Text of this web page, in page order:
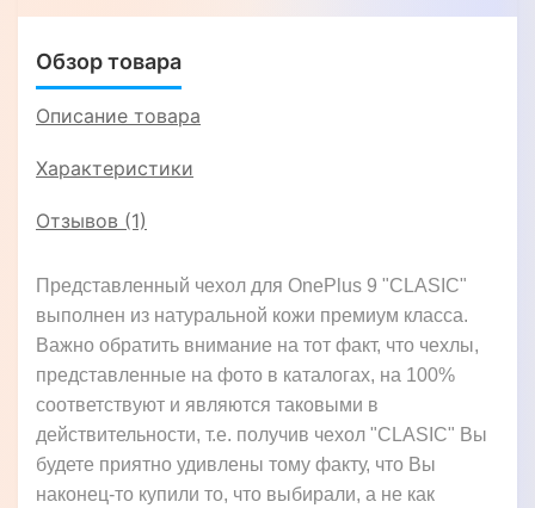
Обзор товара
Описание товара
Характеристики
Отзывов (1)
Представленный чехол для OnePlus 9 "CLASIC"
выполнен из натуральной кожи премиум класса.
Важно обратить внимание на тот факт, что чехлы,
представленные на фото в каталогах, на 100%
соответствуют и являются таковыми в
действительности, т.е. получив чехол "CLASIC" Вы
будете приятно удивлены тому факту, что Вы
наконец-то купили то, что выбирали, а не как